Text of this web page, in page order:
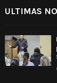
ULTIMAS